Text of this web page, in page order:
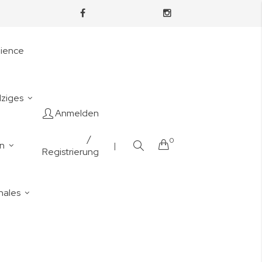
Anmelden
/
Registrierung
| Cart
0